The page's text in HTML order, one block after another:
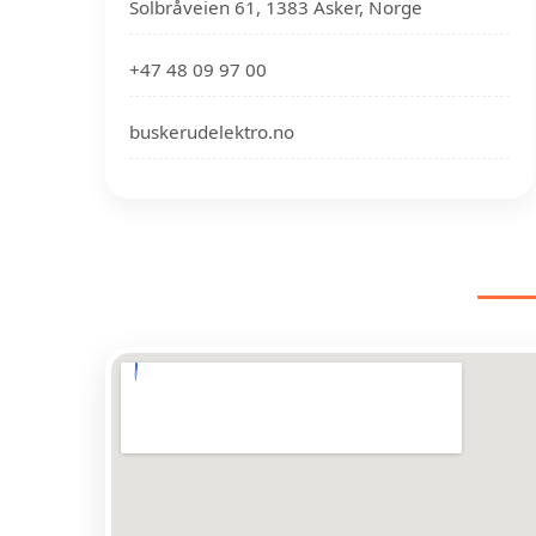
Solbråveien 61, 1383 Asker, Norge
+47 48 09 97 00
buskerudelektro.no